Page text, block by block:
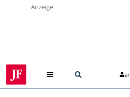
Anzeige